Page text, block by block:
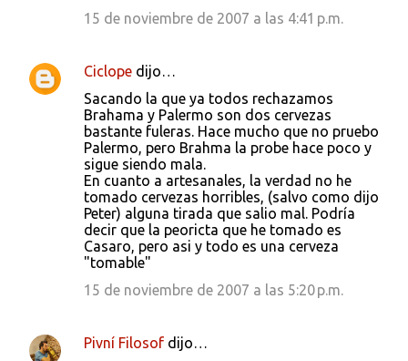
15 de noviembre de 2007 a las 4:41 p.m.
Ciclope dijo…
Sacando la que ya todos rechazamos
Brahama y Palermo son dos cervezas
bastante fuleras. Hace mucho que no pruebo
Palermo, pero Brahma la probe hace poco y
sigue siendo mala.
En cuanto a artesanales, la verdad no he
tomado cervezas horribles, (salvo como dijo
Peter) alguna tirada que salio mal. Podría
decir que la peoricta que he tomado es
Casaro, pero asi y todo es una cerveza
"tomable"
15 de noviembre de 2007 a las 5:20 p.m.
Pivní Filosof dijo…